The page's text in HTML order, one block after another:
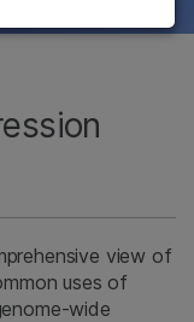
view of
uses of
wide